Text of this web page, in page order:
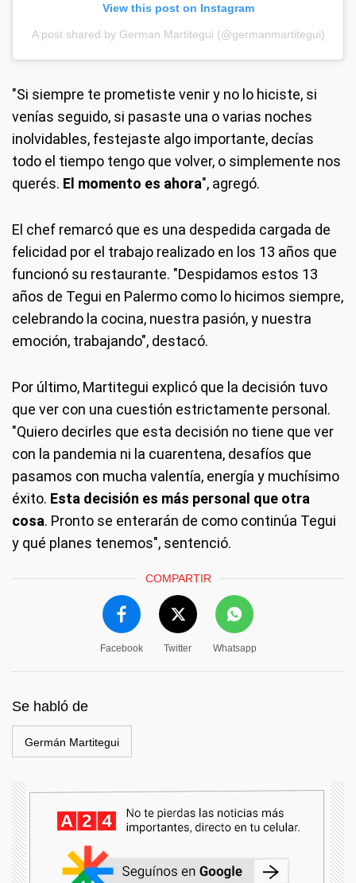
View this post on Instagram
A post shared by German Martitegui (@germanmartitegui)
"Si siempre te prometiste venir y no lo hiciste, si
venías seguido, si pasaste una o varias noches
inolvidables, festejaste algo importante, decías
todo el tiempo tengo que volver, o simplemente nos
querés. El momento es ahora", agregó.
El chef remarcó que es una despedida cargada de
felicidad por el trabajo realizado en los 13 años que
funcionó su restaurante. "Despidamos estos 13
años de Tegui en Palermo como lo hicimos siempre,
celebrando la cocina, nuestra pasión, y nuestra
emoción, trabajando", destacó.
Por último, Martitegui explicó que la decisión tuvo
que ver con una cuestión estrictamente personal.
"Quiero decirles que esta decisión no tiene que ver
con la pandemia ni la cuarentena, desafíos que
pasamos con mucha valentía, energía y muchísimo
éxito. Esta decisión es más personal que otra
cosa. Pronto se enterarán de como continúa Tegui
y qué planes tenemos", sentenció.
COMPARTIR
Facebook Twitter Whatsapp
Se habló de
Germán Martitegui